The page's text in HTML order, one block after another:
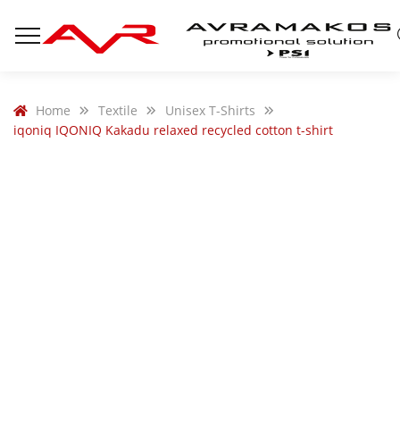
Home Textile
Unisex T-Shirts
iqoniq IQONIQ Kakadu relaxed recycled cotton t-shirt